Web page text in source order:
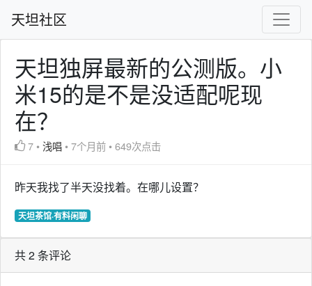
天坦社区
天坦独屏最新的公测版。小
米15的是不是没适配呢现
在？
7 •浅唱 •7个月前 •649次点击
昨天我找了半天没找着。在哪儿设置？
天坦茶馆·有料闲聊
共 2 条评论